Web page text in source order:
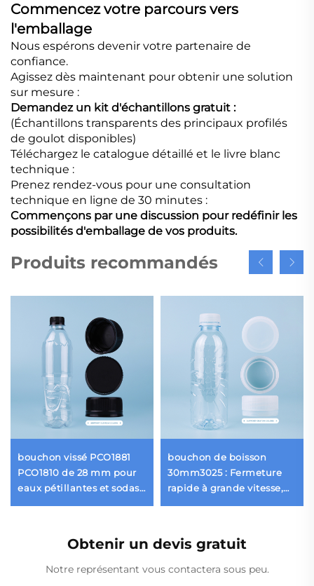
Commencez votre parcours vers
l'emballage
Nous espérons devenir votre partenaire de
confiance.
Agissez dès maintenant pour obtenir une solution
sur mesure :
Demandez un kit d'échantillons gratuit :
(Échantillons transparents des principaux profilés
de goulot disponibles)
Téléchargez le catalogue détaillé et le livre blanc
technique :
Prenez rendez-vous pour une consultation
technique en ligne de 30 minutes :
Commençons par une discussion pour redéfinir les
possibilités d'emballage de vos produits.
Produits recommandés
bouchon vissé PCO1881
PCO1810 de 28 mm pour
eaux pétillantes et sodas,
bouchons pour boissons
bouchon de boisson
30mm3025 : Fermeture
rapide à grande vitesse,
préservant un goût frais
Obtenir un devis gratuit
Notre représentant vous contactera sous peu.